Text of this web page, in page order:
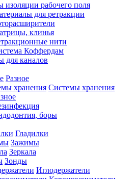
изоляции рабочего поля
для ретракции
клинья
нити
Коффердам
каналов
Разное
Системы хранения
боры
Гладилки
Зажимы
Зеркала
Зонды
Иглодержатели